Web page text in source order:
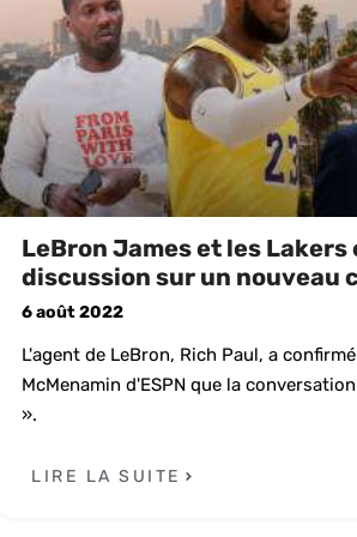
LeBron James et les Lakers
discussion sur un nouveau
6 août 2022
L'agent de LeBron, Rich Paul, a
McMenamin d'ESPN que la
».
LIRE LA SUITE